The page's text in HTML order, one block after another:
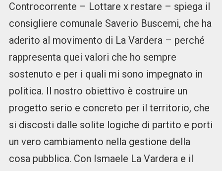
Controcorrente – Lottare x restare – spiega il
consigliere comunale Saverio Buscemi, che ha
aderito al movimento di La Vardera – perché
rappresenta quei valori che ho sempre
sostenuto e per i quali mi sono impegnato in
politica. Il nostro obiettivo è costruire un
progetto serio e concreto per il territorio, che
si discosti dalle solite logiche di partito e porti
un vero cambiamento nella gestione della
cosa pubblica. Con Ismaele La Vardera e il